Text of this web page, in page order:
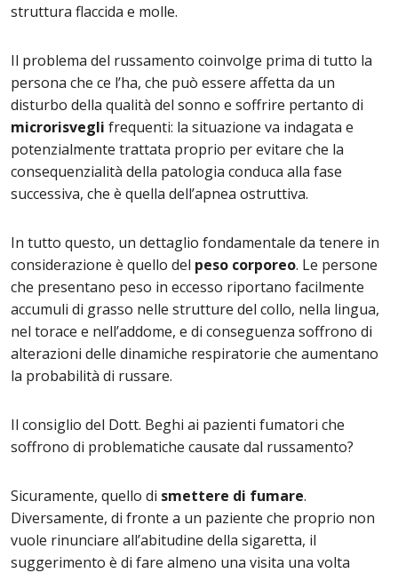
struttura flaccida e molle.
Il problema del russamento coinvolge prima di tutto la
persona che ce l’ha, che può essere affetta da un
disturbo della qualità del sonno e soffrire pertanto di
microrisvegli frequenti: la situazione va indagata e
potenzialmente trattata proprio per evitare che la
consequenzialità della patologia conduca alla fase
successiva, che è quella dell’apnea ostruttiva.
In tutto questo, un dettaglio fondamentale da tenere in
considerazione è quello del peso corporeo. Le persone
che presentano peso in eccesso riportano facilmente
accumuli di grasso nelle strutture del collo, nella lingua,
nel torace e nell’addome, e di conseguenza soffrono di
alterazioni delle dinamiche respiratorie che aumentano
la probabilità di russare.
Il consiglio del Dott. Beghi ai pazienti fumatori che
soffrono di problematiche causate dal russamento?
Sicuramente, quello di smettere di fumare.
Diversamente, di fronte a un paziente che proprio non
vuole rinunciare all’abitudine della sigaretta, il
suggerimento è di fare almeno una visita una volta